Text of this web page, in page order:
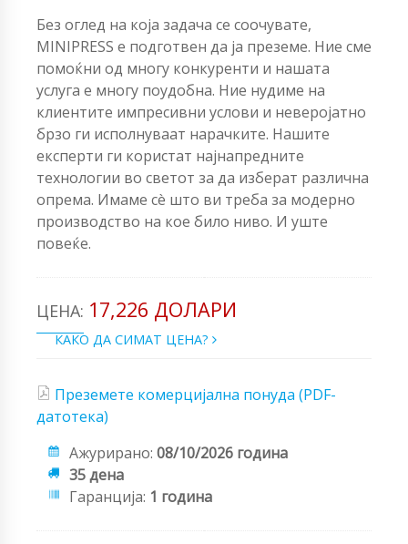
Без оглед на која задача се соочувате,
MINIPRESS е подготвен да ја преземе. Ние сме
помоќни од многу конкуренти и нашата
услуга е многу поудобна. Ние нудиме на
клиентите импресивни услови и неверојатно
брзо ги исполнуваат нарачките. Нашите
експерти ги користат најнапредните
технологии во светот за да изберат различна
опрема. Имаме сè што ви треба за модерно
производство на кое било ниво. И уште
повеќе.
ЦЕНА: 17,226 ДОЛАРИ
КАКО ДА СИМАТ ЦЕНА?
Преземете комерцијална понуда (PDF-
датотека)
Ажурирано: 08/10/2026 година
35 дена
Гаранција: 1 година